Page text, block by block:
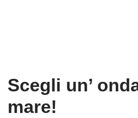
Scegli un’
mare!